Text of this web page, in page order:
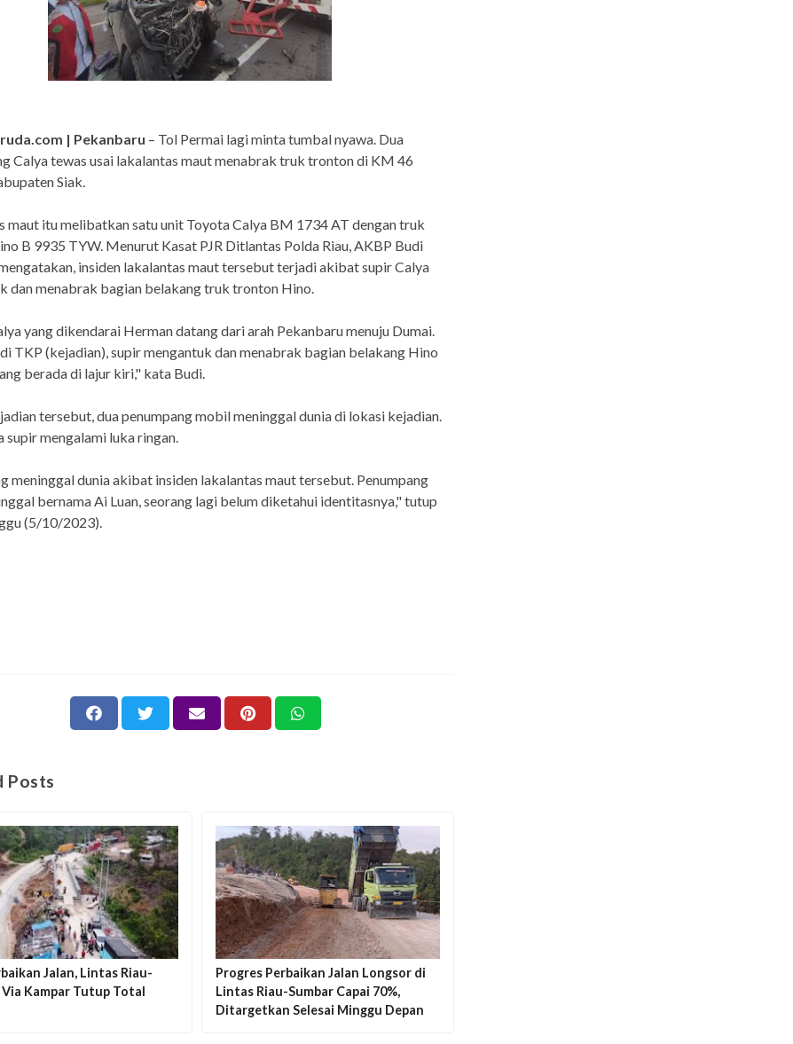
| Pekanbaru – Tol Permai lagi minta tumbal nyawa. Dua
Calya tewas usai lakalantas maut menabrak truk tronton di KM 46
Siak.
maut itu melibatkan satu unit Toyota Calya BM 1734 AT dengan truk
B 9935 TYW. Menurut Kasat PJR Ditlantas Polda Riau, AKBP Budi
insiden lakalantas maut tersebut terjadi akibat supir Calya
dan menabrak bagian belakang truk tronton Hino.
yang dikendarai Herman datang dari arah Pekanbaru menuju Dumai.
TKP (kejadian), supir mengantuk dan menabrak bagian belakang Hino
berada di lajur kiri," kata Budi.
tersebut, dua penumpang mobil meninggal dunia di lokasi kejadian.
supir mengalami luka ringan.
meninggal dunia akibat insiden lakalantas maut tersebut. Penumpang
bernama Ai Luan, seorang lagi belum diketahui identitasnya," tutup
(5/10/2023).
Posts
Jalan, Lintas Riau-
Via Kampar Tutup Total
Progres Perbaikan Jalan Longsor di
Lintas Riau-Sumbar Capai 70%,
Ditargetkan Selesai Minggu Depan